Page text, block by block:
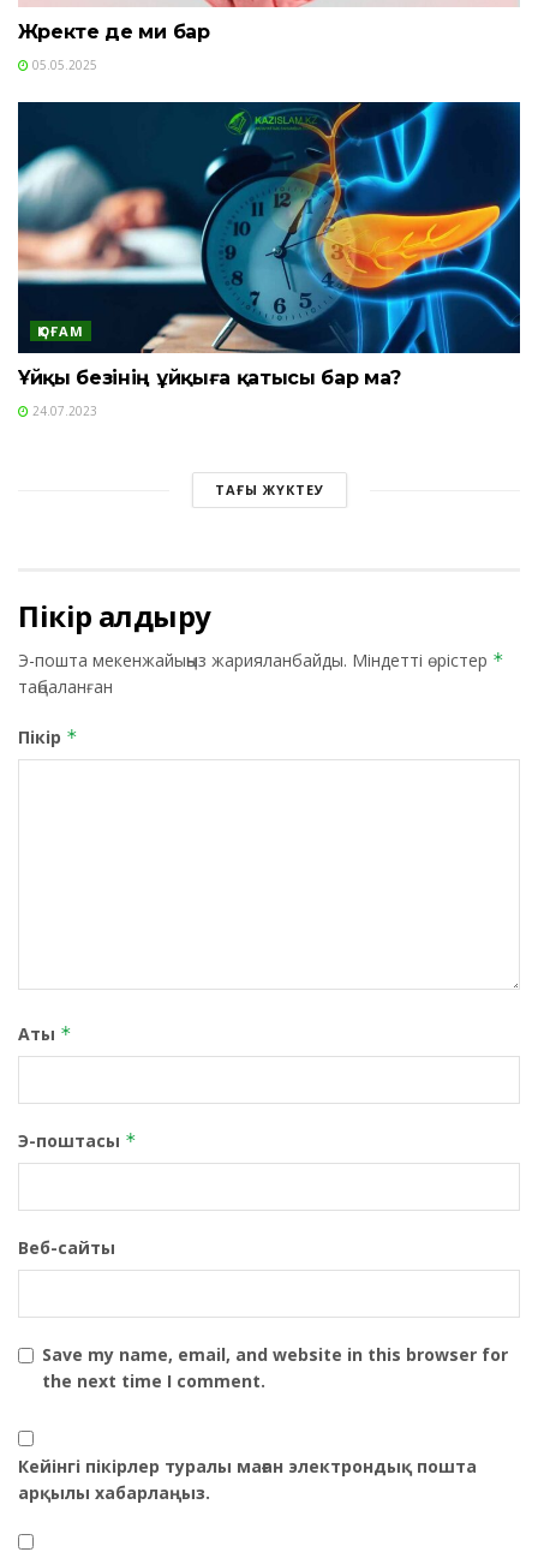
Жүректе де ми бар
05.05.2025
ҚОҒАМ
Ұйқы безінің ұйқыға қатысы бар ма?
24.07.2023
ТАҒЫ ЖҮКТЕУ
Пікір қалдыру
Э-пошта мекенжайыңыз жарияланбайды. Міндетті өрістер *
таңбаланған
Пікір *
Аты *
Э-поштасы *
Веб-сайты
Save my name, email, and website in this browser for
the next time I comment.
Кейінгі пікірлер туралы маған электрондық пошта
арқылы хабарлаңыз.